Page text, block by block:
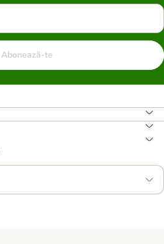
Abonează-te